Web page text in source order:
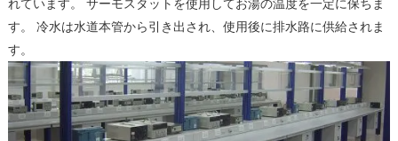
れています。 サーモスタットを使用してお湯の温度を一定に保ちま
す。 冷水は水道本管から引き出され、使用後に排水路に供給されま
す。